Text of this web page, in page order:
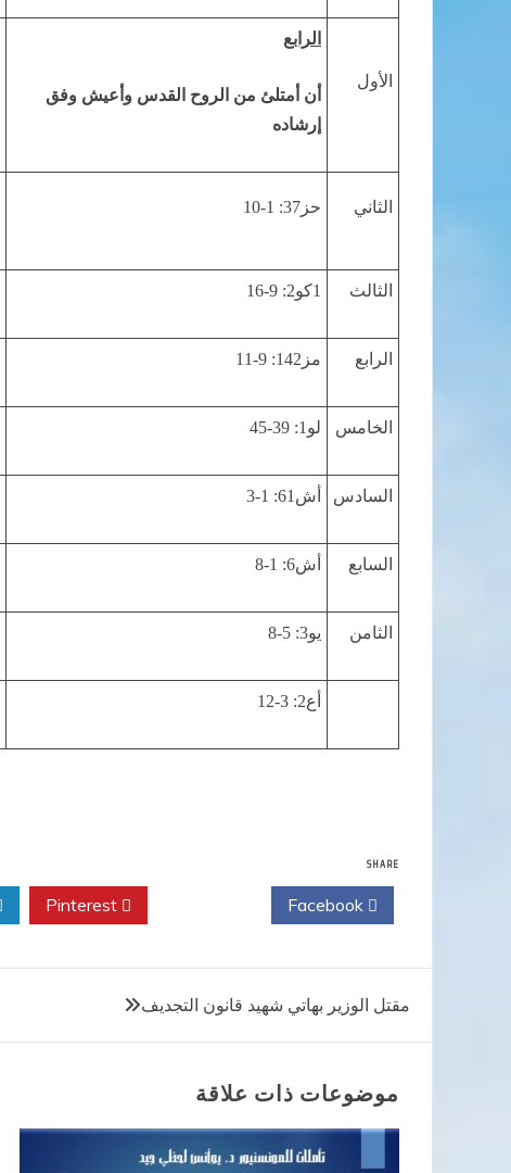
الأول
الرابع
أن أمتلئ من الروح القدس وأعيش وفق
إرشاده
الثاني حز37: 1-10
الثالث 1كو2: 9-16
الرابع مز142: 9-11
الخامس لو1: 39-45
السادس أش61: 1-3
السابع أش6: 1-8
الثامن يو3: 5-8
أع2: 3-12
SHARE
تصفّح
المقالات
مقتل الوزير بهاتي شهيد قانون التجديف
موضوعات ذات علاقة